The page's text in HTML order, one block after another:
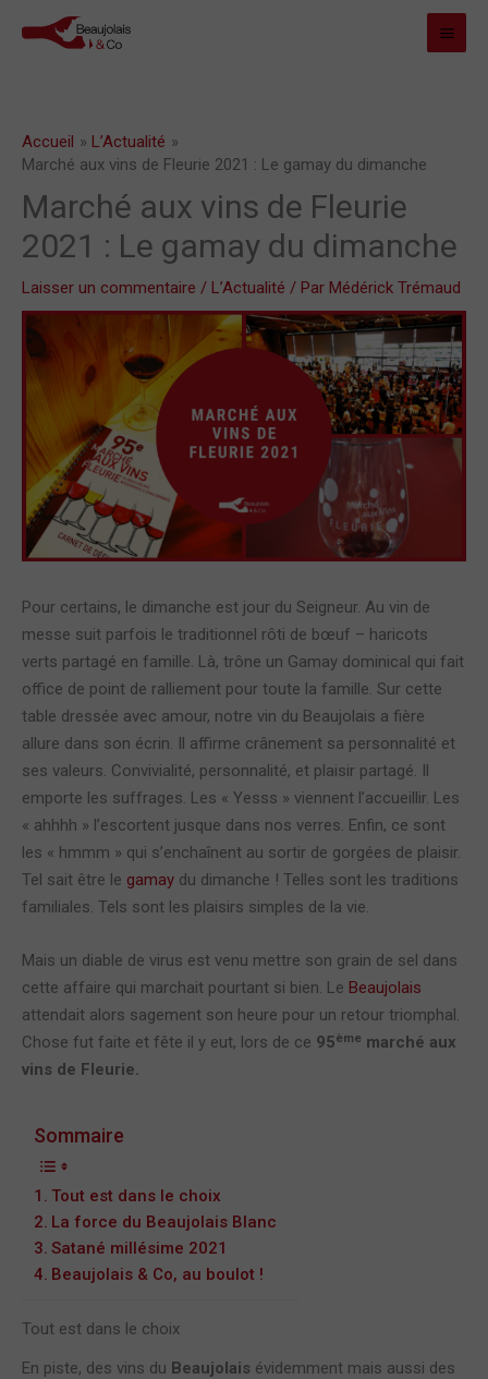
Accueil
L’Actualité
Marché aux vins de Fleurie 2021 : Le gamay du dimanche
Marché aux vins de Fleurie
2021 : Le gamay du dimanche
Laisser un commentaire / L’Actualité / Par Médérick Trémaud
Pour certains, le dimanche est jour du Seigneur. Au vin de
messe suit parfois le traditionnel rôti de bœuf – haricots
verts partagé en famille. Là, trône un Gamay dominical qui fait
office de point de ralliement pour toute la famille. Sur cette
table dressée avec amour, notre vin du Beaujolais a fière
allure dans son écrin. Il affirme crânement sa personnalité et
ses valeurs. Convivialité, personnalité, et plaisir partagé. Il
emporte les suffrages. Les « Yesss » viennent l’accueillir. Les
« ahhhh » l’escortent jusque dans nos verres. Enfin, ce sont
les « hmmm » qui s’enchaînent au sortir de gorgées de plaisir.
Tel sait être le gamay du dimanche ! Telles sont les traditions
familiales. Tels sont les plaisirs simples de la vie.
Mais un diable de virus est venu mettre son grain de sel dans
cette affaire qui marchait pourtant si bien. Le Beaujolais
attendait alors sagement son heure pour un retour triomphal.
Chose fut faite et fête il y eut, lors de ce 95ème marché aux
vins de Fleurie.
Sommaire
Tout est dans le choix
La force du Beaujolais Blanc
Satané millésime 2021
Beaujolais & Co, au boulot !
Tout est dans le choix
En piste, des vins du Beaujolais évidemment mais aussi des